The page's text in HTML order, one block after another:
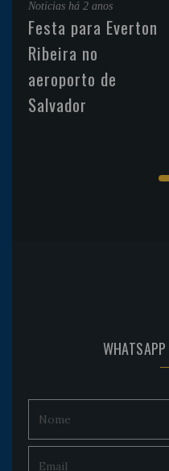
Noticias há 2 anos
Festa para Everton
Ribeira no
aeroporto de
Salvador